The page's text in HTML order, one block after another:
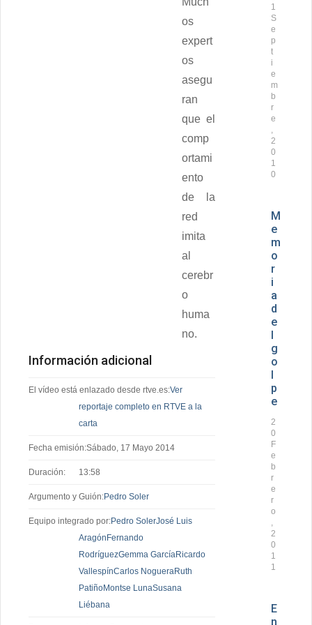
os
expert
os
asegu
ran
que el
comp
ortami
ento
de la
red
imita
al
cerebr
o
huma
no.
Información adicional
El vídeo está enlazado desde rtve.es:Ver
reportaje completo en RTVE a la
carta
Fecha emisión:Sábado, 17 Mayo 2014
Duración: 13:58
Argumento y Guión:Pedro Soler
Equipo integrado por:Pedro SolerJosé Luis
AragónFernando
RodríguezGemma GarcíaRicardo
VallespínCarlos NogueraRuth
PatiñoMontse LunaSusana
Liébana
1
S
e
p
t
i
e
m
b
r
e
2
0
1
0
M
e
m
o
r
i
a
d
e
l
g
o
l
p
e
2
0
F
e
b
r
e
r
o
2
0
1
1
E
n